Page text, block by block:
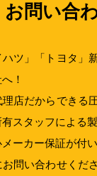
お問い合
ハツ」「トヨタ」
！
店だからできる
スタッフによる製
ーカー保証が付い
問い合わせくだ